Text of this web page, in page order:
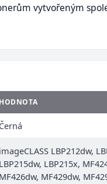
vytvořeným
HODNOTA
Černá
imageCLASS LBP212dw,
LBP215dw, LBP215x,
MF426dw, MF429dw,